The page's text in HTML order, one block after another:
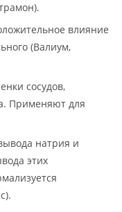
влияние
(Валиум,
сосудов,
Применяют для
натрия и
этих